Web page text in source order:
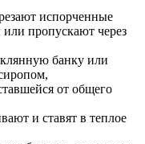
испорченные
пропускают через
банку или
от общего
и ставят в теплое